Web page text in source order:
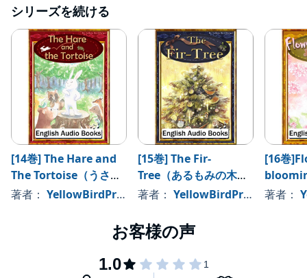
シリーズを続ける
[14巻] The Hare and
The Tortoise（うさぎ
とかめ・英語版）
著者： YellowBirdProject
[15巻] The Fir-
Tree（あるもみの木の
物語・英語版）: きいろ
著者： YellowBirdProject
[16巻
man（
著者：